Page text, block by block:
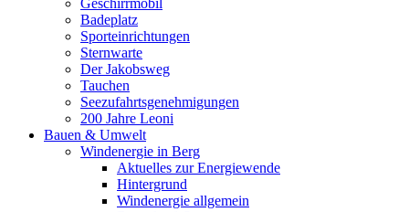
Geschirrmobil
Badeplatz
Sporteinrichtungen
Sternwarte
Der Jakobsweg
Tauchen
Seezufahrtsgenehmigungen
200 Jahre Leoni
Bauen & Umwelt
Windenergie in Berg
Aktuelles zur Energiewende
Hintergrund
Windenergie allgemein